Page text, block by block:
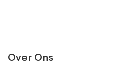
Over Ons